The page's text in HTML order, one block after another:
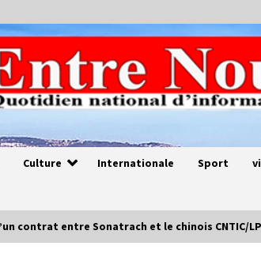
Culture Internationale Sport
contrat entre Sonatrach et le chinois CNTIC/